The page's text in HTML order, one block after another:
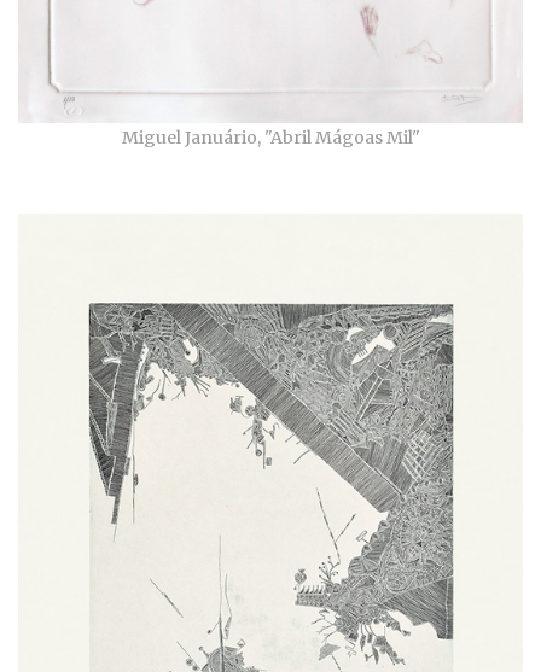
Miguel Januário, "Abril Mágoas Mil"